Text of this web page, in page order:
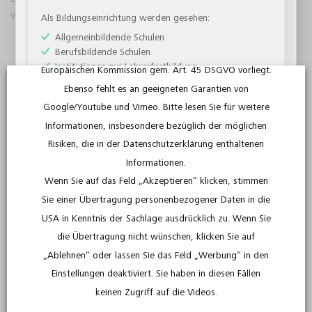
verbreitet ist.
Respekt statt Rassismus
” heißt eine DVD mit neun Kurzfilmen
aus verschiedenen Ländern. Geeignet für Allgemeinbildende
Schulen der Klassen 7 bis 13 sowie die Jugendbildung für 14-
bis 18-Jährige gibt sieHilfe im Umgang mit den aktuellen
Flüchtlingsbewegungen. Diese Lehrfilme für den
Fremdsprachenunterricht enthalten als Begleitmaterial
Unterrichtsvorschläge und Arbeitsblätter. Sie liefern Impulse für
abwechslungsreiche Stunden in Englisch, Französisch, Spanisch
Online-optimierte und schülerzentrierte Medien der
Als Bildungseinrichtung werden gesehen:
Allgemeinbildende Schulen
Berufsbildende Schulen
Institutionen zur Lehrerfortbildung
Institutionen zur wissenschaftlichen Bildung
Weiter als Bildungseinrichtung
Lehrkraft
Standardvertragsklauseln gestützt. Dennoch bestehen
für Sie Risiken bei derartigen Datenübermittlungen, da
für die USA kein Angemessenheitsbeschluss der
Europäischen Kommission gem. Art. 45 DSGVO vorliegt.
Ebenso fehlt es an geeigneten Garantien von
Google/Youtube und Vimeo. Bitte lesen Sie für weitere
Informationen, insbesondere bezüglich der möglichen
Risiken, die in der Datenschutzerklärung enthaltenen
Informationen.
Wenn Sie auf das Feld „Akzeptieren“ klicken, stimmen
Sie einer Übertragung personenbezogener Daten in die
USA in Kenntnis der Sachlage ausdrücklich zu. Wenn Sie
die Übertragung nicht wünschen, klicken Sie auf
„Ablehnen“ oder lassen Sie das Feld „Werbung“ in den
Einstellungen deaktiviert. Sie haben in diesen Fällen
keinen Zugriff auf die Videos.